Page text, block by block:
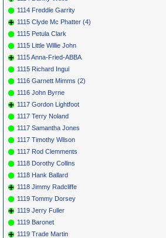
1114 Freddie Garrity
1115 Clyde Mc Phatter (4)
1115 Petula Clark
1115 Little Willie John
1115 Anna-Fried-ABBA
1115 Richard Ingui
1116 Garnett Mimms (2)
1116 John Byrne
1117 Gordon Lightfoot
1117 Terry Noland
1117 Samantha Jones
1117 Timothy Wilson
1117 Rod Clemments
1118 Dorothy Collins
1118 Hank Ballard
1118 Jimmy Radcliffe
1119 Tommy Dorsey
1119 Jerry Fuller
1119 Baronet
1119 Trade Martin